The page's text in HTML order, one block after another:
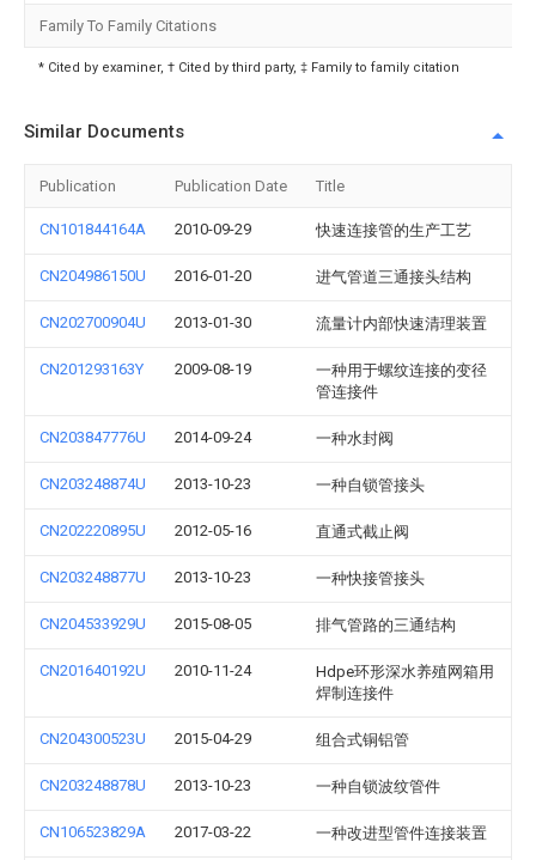
Family To Family Citations
* Cited by examiner, † Cited by third party, ‡ Family to family citation
Similar Documents
Publication Publication Date Title
CN101844164A 2010-09-29 快速连接管的生产工艺
CN204986150U 2016-01-20 进气管道三通接头结构
CN202700904U 2013-01-30 流量计内部快速清理装置
CN201293163Y 2009-08-19
一种用于螺纹连接的变径
管连接件
CN203847776U 2014-09-24 一种水封阀
CN203248874U 2013-10-23 一种自锁管接头
CN202220895U 2012-05-16 直通式截止阀
CN203248877U 2013-10-23 一种快接管接头
CN204533929U 2015-08-05 排气管路的三通结构
CN201640192U 2010-11-24
Hdpe环形深水养殖网箱用
焊制连接件
CN204300523U 2015-04-29 组合式铜铝管
CN203248878U 2013-10-23 一种自锁波纹管件
CN106523829A 2017-03-22 一种改进型管件连接装置